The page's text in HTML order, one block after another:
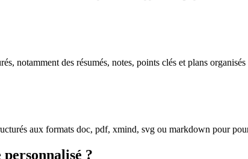
notamment des résumés, notes, points clés et plans
aux formats doc, pdf, xmind, svg ou markdown pour
?